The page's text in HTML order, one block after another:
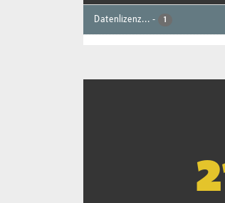
Datenlizenz... - 1